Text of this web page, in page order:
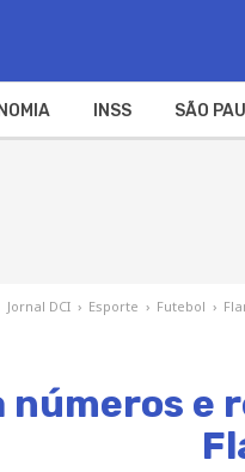
INSS SÃO
Jornal DCI › Esporte › Futebol ›
números e